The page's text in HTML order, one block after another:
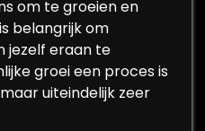
om te groeien en
belangrijk om
jezelf eraan te
groei een proces is
uiteindelijk zeer